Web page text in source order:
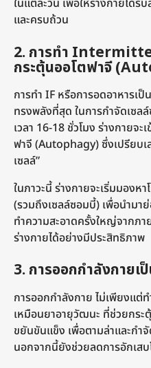
ในแต่ละวัน เพื่อให้ร่างกายได้
และครบถ้วน
2. การทำ
กระตุ้นออโตฟาจี
การทำ IF หรือการอดอาหารเ
ทรงพลังที่สุด ในการกำจัดเซล
เวลา 16-18 ชั่วโมง ร่างกายจะ
ฟาจี (Autophagy) ซึ่งเปรียบเ
เซลล์”
ในภาวะนี้ ร่างกายจะเริ่มมองห
(รวมถึงเซลล์ซอมบี้) เพื่อนำมา
ทำความสะอาดครั้งใหญ่จากภ
ร่างกายได้อย่างมีประสิทธิภาพ
3. การออกกำลังกายเ
การออกกำลังกาย ไม่เพียงแต่
เหมือนยาอายุวัฒนะ ที่ช่วยกร
ขยันขันแข็ง เพื่อตามล่าและกำ
นอกจากนี้ยังช่วยลดการอักเส